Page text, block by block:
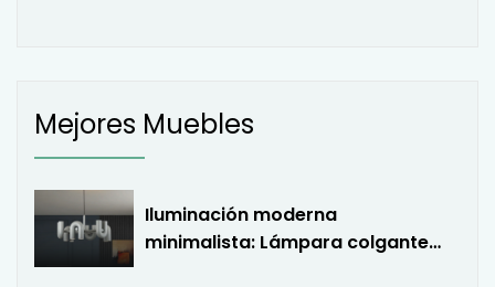
Mejores Muebles
Iluminación moderna
minimalista: Lámpara colgante